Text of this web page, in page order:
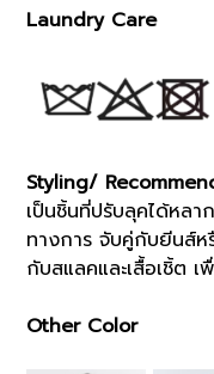
Laundry Care
Styling/
เป็นชิ้นที่ปรับลุคได้หล
ทางการ จับคู่กับยีนส์ห
กับสแลคและเสื้อเชิ้ต
Other Color